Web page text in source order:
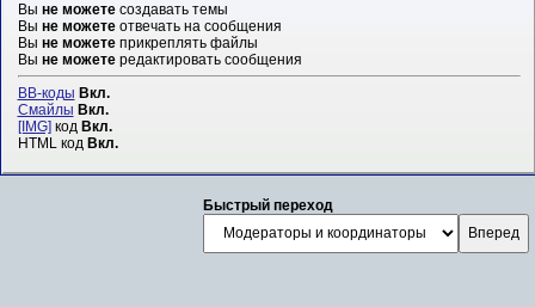
Вы не можетесоздавать темы
Вы не можетеотвечать на сообщения
Вы не можетеприкреплять файлы
Вы не можетередактировать сообщения
BB-коды Вкл.
Смайлы Вкл.
[IMG] код Вкл.
HTML код Вкл.
Быстрый переход